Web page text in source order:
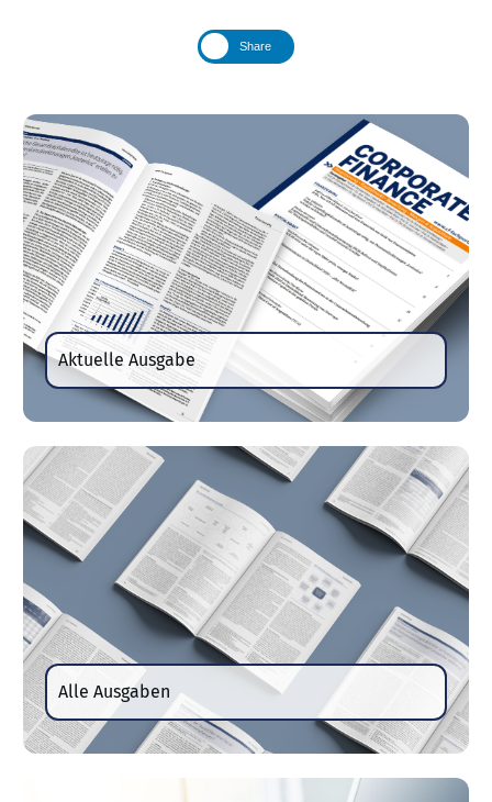
Share
Aktuelle Ausgabe
Alle Ausgaben